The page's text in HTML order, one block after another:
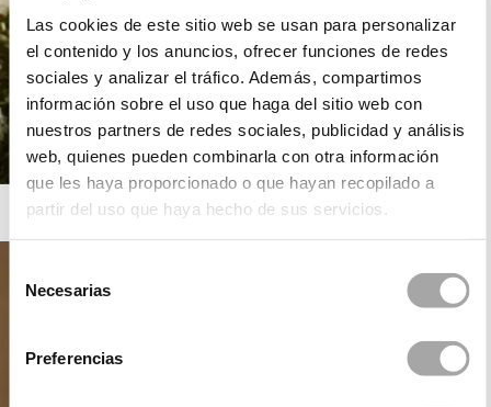
Las cookies de este sitio web se usan para personalizar
el contenido y los anuncios, ofrecer funciones de redes
sociales y analizar el tráfico. Además, compartimos
información sobre el uso que haga del sitio web con
nuestros partners de redes sociales, publicidad y análisis
web, quienes pueden combinarla con otra información
que les haya proporcionado o que hayan recopilado a
partir del uso que haya hecho de sus servicios.
Necesarias
Preferencias
ROSA CLARÁ